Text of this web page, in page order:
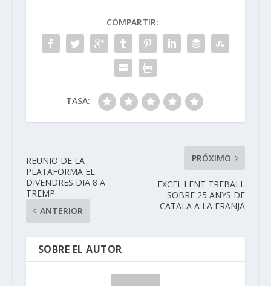
COMPARTIR:
TASA:
REUNIO DE LA
PLATAFORMA EL
DIVENDRES DIA 8 A
TREMP
ANTERIOR
PRÓXIMO
EXCEL·LENT TREBALL
SOBRE 25 ANYS DE
CATALA A LA FRANJA
SOBRE EL AUTOR